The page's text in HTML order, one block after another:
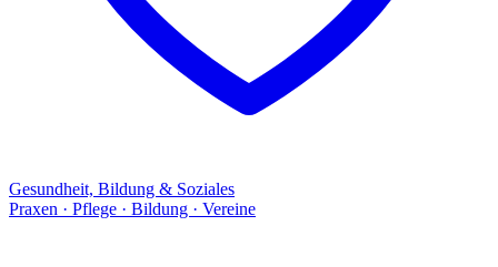
Gesundheit, Bildung & Soziales
Praxen · Pflege · Bildung · Vereine